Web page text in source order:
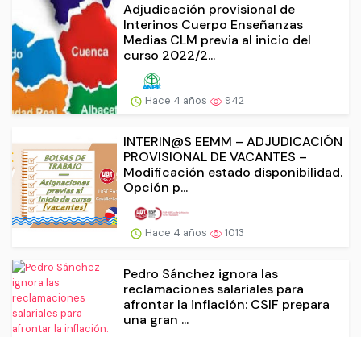
Adjudicación provisional de
Interinos Cuerpo Enseñanzas
Medias CLM previa al inicio del
curso 2022/2...
Hace 4 años 942
INTERIN@S EEMM – ADJUDICACIÓN
PROVISIONAL DE VACANTES –
Modificación estado disponibilidad.
Opción p...
Hace 4 años 1013
Pedro Sánchez ignora las
reclamaciones salariales para
afrontar la inflación: CSIF prepara
una gran ...